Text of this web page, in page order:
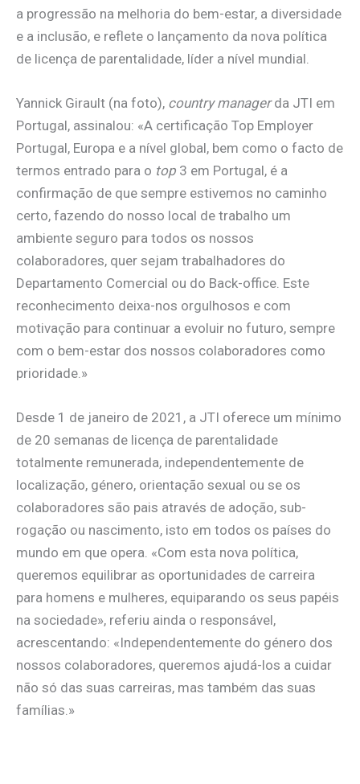
a progressão na melhoria do bem-estar, a diversidade
e a inclusão, e reflete o lançamento da nova política
de licença de parentalidade, líder a nível mundial.
Yannick Girault (na foto), country managerda JTI em
Portugal, assinalou: «A certificação Top Employer
Portugal, Europa e a nível global, bem como o facto de
termos entrado para o top 3 em Portugal, é a
confirmação de que sempre estivemos no caminho
certo, fazendo do nosso local de trabalho um
ambiente seguro para todos os nossos
colaboradores, quer sejam trabalhadores do
Departamento Comercial ou do Back-office. Este
reconhecimento deixa-nos orgulhosos e com
motivação para continuar a evoluir no futuro, sempre
com o bem-estar dos nossos colaboradores como
prioridade.»
Desde 1 de janeiro de 2021, a JTI oferece um mínimo
de 20 semanas de licença de parentalidade
totalmente remunerada, independentemente de
localização, género, orientação sexual ou se os
colaboradores são pais através de adoção, sub-
rogação ou nascimento, isto em todos os países do
mundo em que opera. «Com esta nova política,
queremos equilibrar as oportunidades de carreira
para homens e mulheres, equiparando os seus papéis
na sociedade», referiu ainda o responsável,
acrescentando: «Independentemente do género dos
nossos colaboradores, queremos ajudá-los a cuidar
não só das suas carreiras, mas também das suas
famílias.»